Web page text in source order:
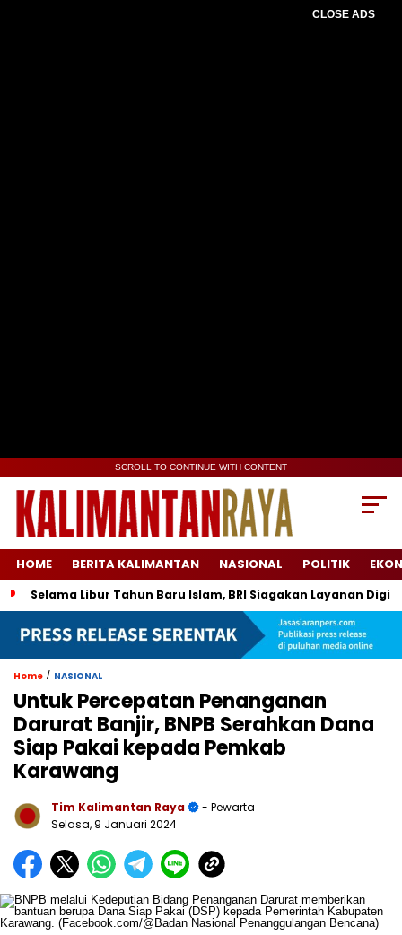
CLOSE ADS
SCROLL TO CONTINUE WITH CONTENT
HOME BERITA KALIMANTAN NASIONAL POLITIK
Selama Libur Tahun Baru Islam, BRI Siagakan Layanan
Home / NASIONAL
Untuk Percepatan Penanganan
Darurat Banjir, BNPB Serahkan Dana
Siap Pakai kepada Pemkab
Karawang
Tim Kalimantan Raya
- Pewarta
Selasa, 9 Januari 2024